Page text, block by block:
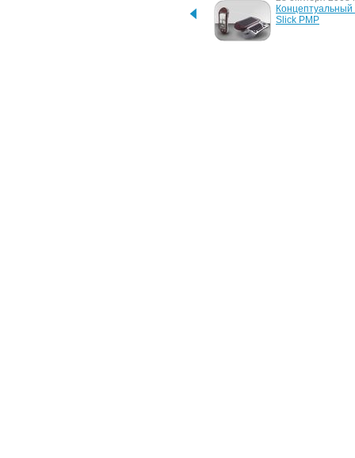
PMP T12FHD от RAmos -
портативный медиаплеер
Slick PMP